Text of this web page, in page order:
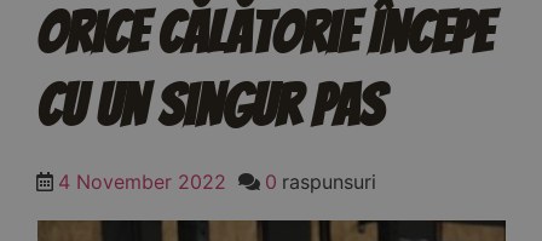
Orice Călătorie Începe
Cu Un Singur Pas
4 November 2022 0 raspunsuri